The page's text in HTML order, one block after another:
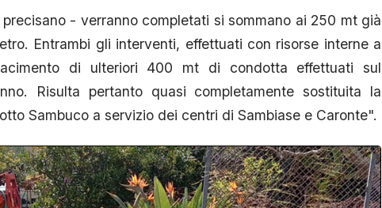
- verranno completati si sommano ai 250 mt già
Entrambi gli interventi, effettuati con risorse interne a
di ulteriori 400 mt di condotta effettuati sul
Risulta pertanto quasi completamente sostituita la
Sambuco a servizio dei centri di Sambiase e Caronte".